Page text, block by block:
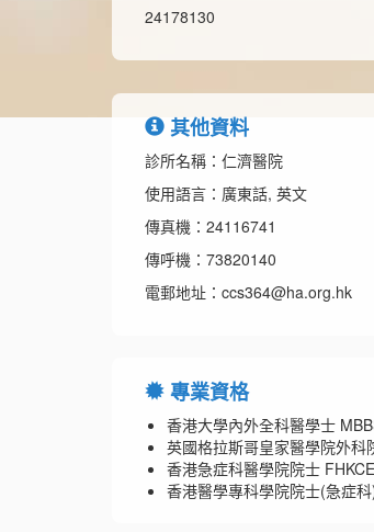
24178130
其他資料
診所名稱：仁濟醫院
使用語言：廣東話, 英文
傳真機：24116741
傳呼機：73820140
電郵地址：ccs364@ha.org.hk
專業資格
香港大學內外全科醫學士
英國格拉斯哥皇家醫學院外
香港急症科醫學院院士
香港醫學專科學院院士(急症